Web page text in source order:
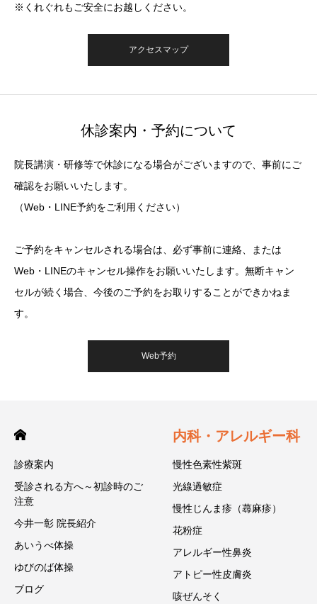
※くれぐれもご安全にお越しください。
アクセスマップ
休診案内・予約について
院長講演・研修等で休診になる場合がございますので、事前にご
確認をお願いいたします。
（Web・LINE予約をご利用ください）
ご予約をキャンセルされる場合は、必ず事前に連絡、または
Web・LINEのキャンセル操作をお願いいたします。無断キャン
セルが続く場合、今後のご予約をお取りすることができかねま
す。
Web予約
診療案内
受診される方へ～初診時のご
注意
今井一彰 院長紹介
あいうべ体操
ゆびのば体操
ブログ
内科・アレルギー科
慢性色素性紫斑
光線過敏症
慢性じんま疹（蕁麻疹）
花粉症
アレルギー性鼻炎
アトピー性皮膚炎
咳ぜんそく